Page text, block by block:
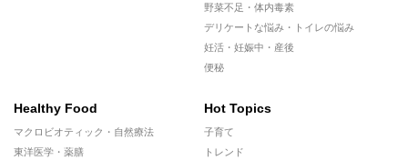
野菜不足・体内毒素
デリケートな悩み・トイレの悩み
妊活・妊娠中・産後
便秘
Healthy Food
マクロビオティック・自然療法
東洋医学・薬膳
Hot Topics
子育て
トレンド